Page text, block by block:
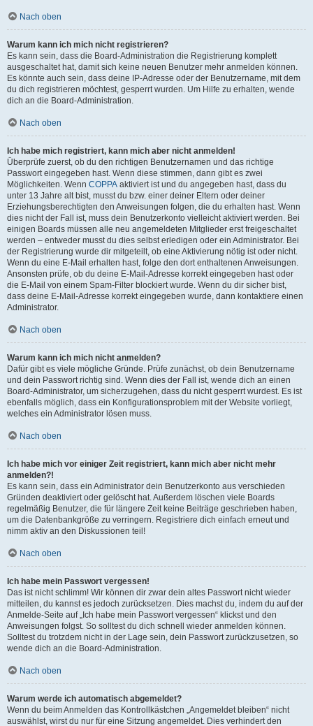
Nach oben
Warum kann ich mich nicht registrieren?
Es kann sein, dass die Board-Administration die Registrierung komplett
ausgeschaltet hat, damit sich keine neuen Benutzer mehr anmelden können.
Es könnte auch sein, dass deine IP-Adresse oder der Benutzername, mit dem
du dich registrieren möchtest, gesperrt wurden. Um Hilfe zu erhalten, wende
dich an die Board-Administration.
Nach oben
Ich habe mich registriert, kann mich aber nicht anmelden!
Überprüfe zuerst, ob du den richtigen Benutzernamen und das richtige
Passwort eingegeben hast. Wenn diese stimmen, dann gibt es zwei
Möglichkeiten. Wenn COPPA aktiviert ist und du angegeben hast, dass du
unter 13 Jahre alt bist, musst du bzw. einer deiner Eltern oder deiner
Erziehungsberechtigten den Anweisungen folgen, die du erhalten hast. Wenn
dies nicht der Fall ist, muss dein Benutzerkonto vielleicht aktiviert werden. Bei
einigen Boards müssen alle neu angemeldeten Mitglieder erst freigeschaltet
werden – entweder musst du dies selbst erledigen oder ein Administrator. Bei
der Registrierung wurde dir mitgeteilt, ob eine Aktivierung nötig ist oder nicht.
Wenn du eine E-Mail erhalten hast, folge den dort enthaltenen Anweisungen.
Ansonsten prüfe, ob du deine E-Mail-Adresse korrekt eingegeben hast oder
die E-Mail von einem Spam-Filter blockiert wurde. Wenn du dir sicher bist,
dass deine E-Mail-Adresse korrekt eingegeben wurde, dann kontaktiere einen
Administrator.
Nach oben
Warum kann ich mich nicht anmelden?
Dafür gibt es viele mögliche Gründe. Prüfe zunächst, ob dein Benutzername
und dein Passwort richtig sind. Wenn dies der Fall ist, wende dich an einen
Board-Administrator, um sicherzugehen, dass du nicht gesperrt wurdest. Es ist
ebenfalls möglich, dass ein Konfigurationsproblem mit der Website vorliegt,
welches ein Administrator lösen muss.
Nach oben
Ich habe mich vor einiger Zeit registriert, kann mich aber nicht mehr
anmelden?!
Es kann sein, dass ein Administrator dein Benutzerkonto aus verschieden
Gründen deaktiviert oder gelöscht hat. Außerdem löschen viele Boards
regelmäßig Benutzer, die für längere Zeit keine Beiträge geschrieben haben,
um die Datenbankgröße zu verringern. Registriere dich einfach erneut und
nimm aktiv an den Diskussionen teil!
Nach oben
Ich habe mein Passwort vergessen!
Das ist nicht schlimm! Wir können dir zwar dein altes Passwort nicht wieder
mitteilen, du kannst es jedoch zurücksetzen. Dies machst du, indem du auf der
Anmelde-Seite auf „Ich habe mein Passwort vergessen“ klickst und den
Anweisungen folgst. So solltest du dich schnell wieder anmelden können.
Solltest du trotzdem nicht in der Lage sein, dein Passwort zurückzusetzen, so
wende dich an die Board-Administration.
Nach oben
Warum werde ich automatisch abgemeldet?
Wenn du beim Anmelden das Kontrollkästchen „Angemeldet bleiben“ nicht
auswählst, wirst du nur für eine Sitzung angemeldet. Dies verhindert den